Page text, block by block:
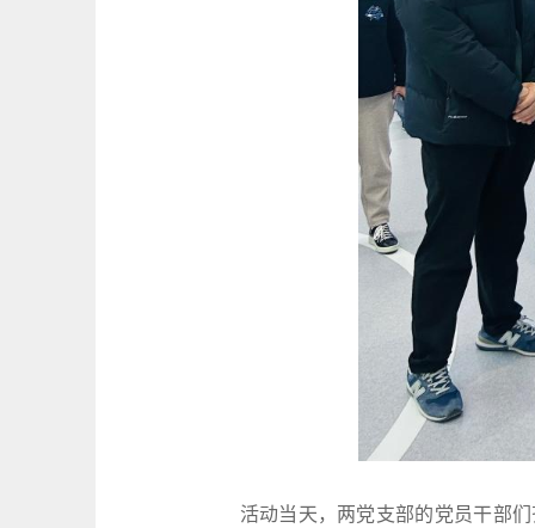
活动当天，两党支部的党员干部们